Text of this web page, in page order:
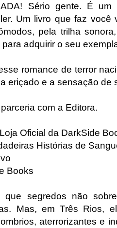
Sério gente. É
Um livro que faz você
pela trilha
adquirir o seu
romance de terror
eriçado e a sensação de
com a Editora.
Loja Oficial da DarkSide
Histórias de
Books
que segredos não
Mas, em Três Rios,
aterrorizantes e